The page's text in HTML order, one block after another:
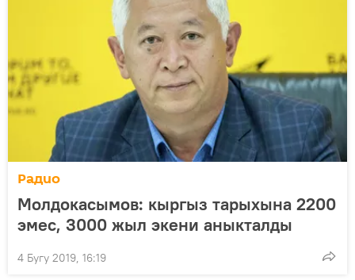
Радио
Молдокасымов: кыргыз тарыхына 2200
эмес, 3000 жыл экени аныкталды
4 Бугу 2019, 16:19